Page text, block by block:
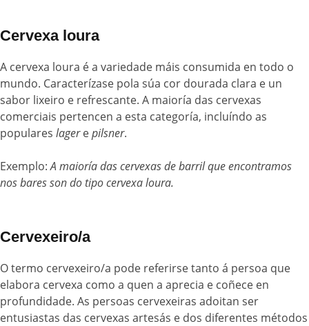
Cervexa loura
A cervexa loura é a variedade máis consumida en todo o
mundo. Caracterízase pola súa cor dourada clara e un
sabor lixeiro e refrescante. A maioría das cervexas
comerciais pertencen a esta categoría, incluíndo as
populares lagerepilsner.
Exemplo:A maioría das cervexas de barril que encontramos
nos bares son do tipo cervexa loura.
Cervexeiro/a
O termo cervexeiro/a pode referirse tanto á persoa que
elabora cervexa como a quen a aprecia e coñece en
profundidade. As persoas cervexeiras adoitan ser
entusiastas das cervexas artesás e dos diferentes métodos